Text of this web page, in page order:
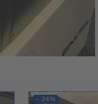
- 24%